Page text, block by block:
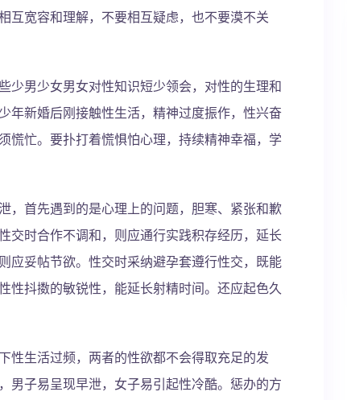
互宽容和理解，不要相互疑虑，也不要漠不关
少男少女男女对性知识短少领会，对性的生理和
年新婚后刚接触性生活，精神过度振作，性兴奋
慌忙。要扑打着慌惧怕心理，持续精神幸福，学
，首先遇到的是心理上的问题，胆寒、紧张和歉
交时合作不调和，则应通行实践积存经历，延长
应妥帖节欲。性交时采纳避孕套遵行性交，既能
性抖擞的敏锐性，能延长射精时间。还应起色久
性生活过频，两者的性欲都不会得取充足的发
男子易呈现早泄，女子易引起性冷酷。惩办的方